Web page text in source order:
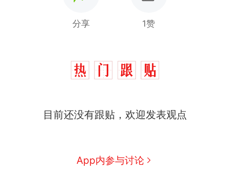
分享 1赞
目前还没有跟贴，欢迎发表观点
App内参与讨论
人生
新 费大厨“全国小炒肉大王”称
号，仅凭视频评出？中国烹饪